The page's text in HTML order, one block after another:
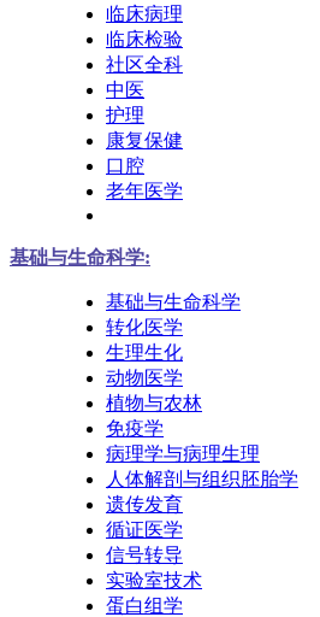
临床病理
临床检验
社区全科
中医
护理
康复保健
口腔
老年医学
基础与生命科学:
基础与生命科学
转化医学
生理生化
动物医学
植物与农林
免疫学
病理学与病理生理
人体解剖与组织胚胎学
遗传发育
循证医学
信号转导
实验室技术
蛋白组学